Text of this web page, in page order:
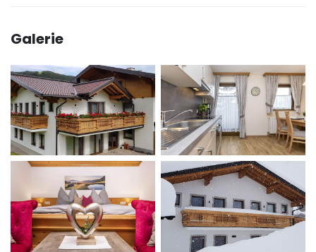
Galerie